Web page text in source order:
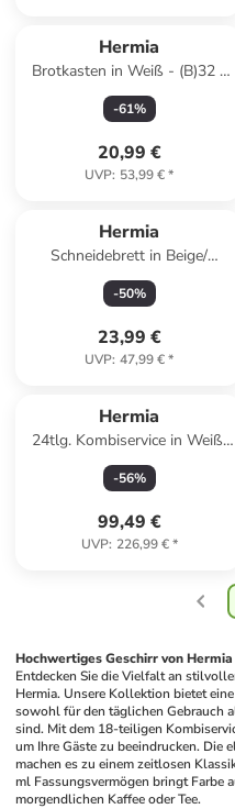
Hermia
Brotkasten in Weiß - (B)32 x
(H)13 cm
-61%
20,99 €
UVP: 53,99 €*
Hermia
Schneidebrett in Beige/
Orange - (L)30 x (B)20 cm
-50%
23,99 €
UVP: 47,99 €*
Hermia
24tlg. Kombiservice in Weiß/
Blau
-56%
99,49 €
UVP: 226,99 €*
Hochwertiges Geschirr von
Entdecken Sie die Vielfalt an
Hermia. Unsere Kollektion bietet
sowohl für den täglichen Gebrauch
sind. Mit dem 18-teiligen
um Ihre Gäste zu beeindrucken. Die
machen es zu einem zeitlosen
ml Fassungsvermögen bringt Farbe
morgendlichen Kaffee oder Tee.